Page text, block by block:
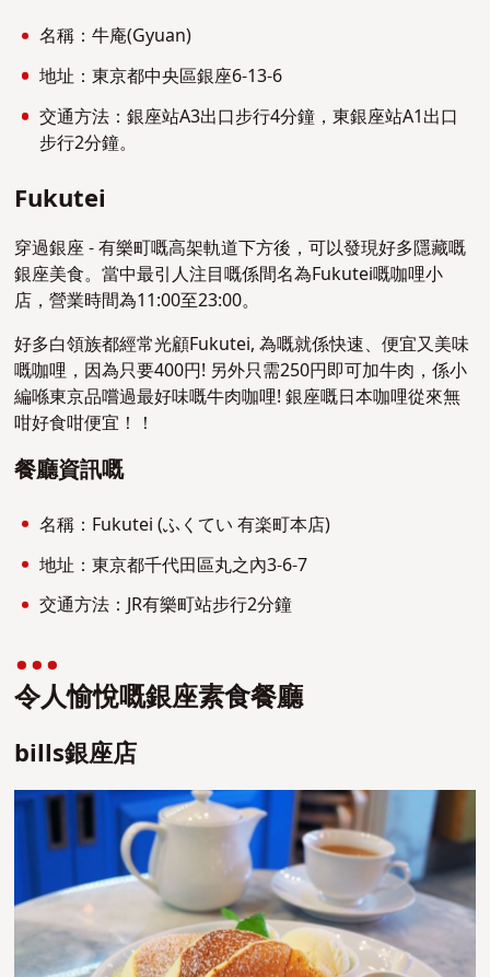
名稱：牛庵(Gyuan)
地址：東京都中央區銀座6-13-6
交通方法：銀座站A3出口步行4分鐘，東銀座站A1出口
步行2分鐘。
Fukutei
穿過銀座 - 有樂町嘅高架軌道下方後，可以發現好多隱藏嘅
銀座美食。當中最引人注目嘅係間名為Fukutei嘅咖哩小
店，營業時間為11:00至23:00。
好多白領族都經常光顧Fukutei, 為嘅就係快速、便宜又美味
嘅咖哩，因為只要400円! 另外只需250円即可加牛肉，係小
編喺東京品嚐過最好味嘅牛肉咖哩! 銀座嘅日本咖哩從來無
咁好食咁便宜！！
餐廳資訊嘅
名稱：Fukutei (ふくてい 有楽町本店)
地址：東京都千代田區丸之內3-6-7
交通方法：JR有樂町站步行2分鐘
令人愉悅嘅銀座素食餐廳
bills銀座店